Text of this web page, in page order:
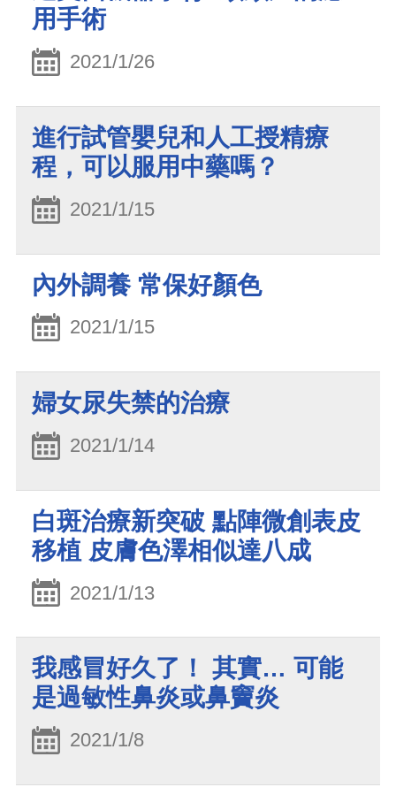
用手術
2021/1/26
進行試管嬰兒和人工授精療
程，可以服用中藥嗎？
2021/1/15
內外調養 常保好顏色
2021/1/15
婦女尿失禁的治療
2021/1/14
白斑治療新突破 點陣微創表皮
移植 皮膚色澤相似達八成
2021/1/13
我感冒好久了！ 其實… 可能
是過敏性鼻炎或鼻竇炎
2021/1/8